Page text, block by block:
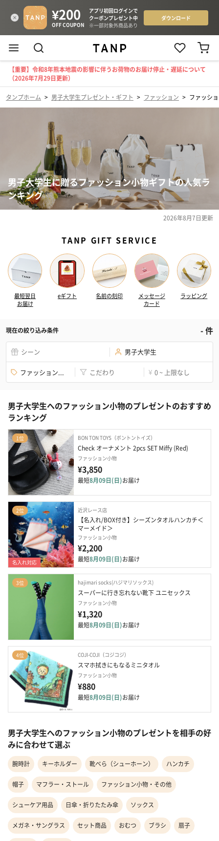
【重要】令和8年熊本地震の影響に伴うお荷物のお届け停止・遅延について
（2026年7月29日更新）
タンプホーム > 男子大学生プレゼント・ギフト > ファッション > ファッシ
男子大学生に贈るファッション小物ギフトの人気ラ
ンキング
2026年8月7日更新
TANP GIFT SERVICE
最短翌日
お届け
eギフト 名前の刻印
メッセージ
カード
ラッピング
現在の絞り込み条件 -件
シーン 男子大学生
ファッション... こだわり ¥ 0 ~ 上限なし
男子大学生へのファッション小物のプレゼントのおすすめ
ランキング
1位 BON TON TOYS（ボントントイズ）
Check オーナメント 2pcs SET Miffy (Red)
ファッション小物
¥3,850
最短8月09日(日)お届け
2位
名入れ対応
近沢レース店
【名入れ/BOX付き】シーズンタオルハンカチ＜
マーメイド＞
ファッション小物
¥2,200
最短8月09日(日)お届け
3位 hajimari socks(ハジマリソックス)
スーパーに行き忘れない靴下 ユニセックス
ファッション小物
¥1,320
最短8月09日(日)お届け
4位 COJI-COJI（コジコジ）
スマホ拭きにもなるミニタオル
ファッション小物
¥880
最短8月09日(日)お届け
男子大学生へのファッション小物のプレゼントを相手の好
みに合わせて選ぶ
腕時計 キーホルダー 靴べら（シューホーン） ハンカチ
帽子 マフラー・ストール ファッション小物・その他
シューケア用品 日傘・折りたたみ傘 ソックス
メガネ・サングラス セット商品 おむつ ブラシ 扇子